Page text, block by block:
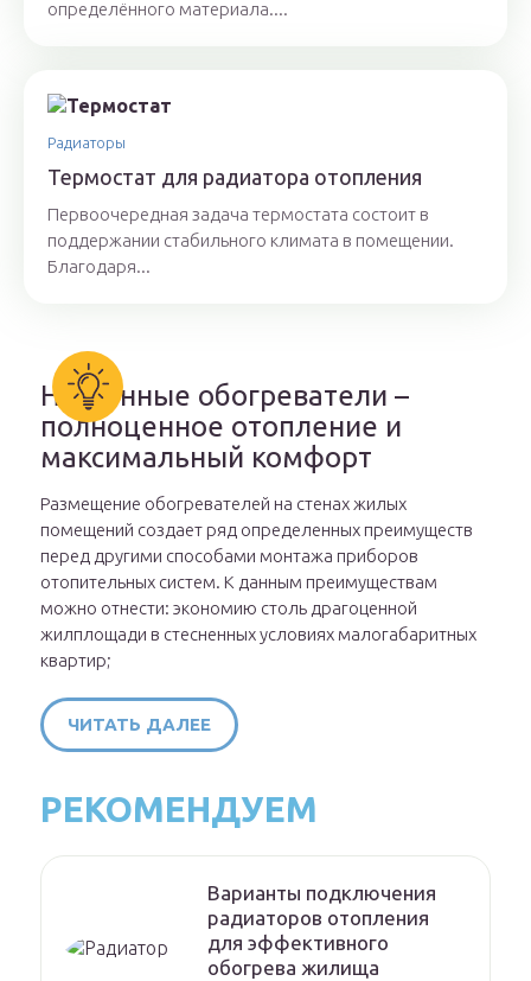
определённого материала....
Радиаторы
Термостат для радиатора отопления
Первоочередная задача термостата состоит в
поддержании стабильного климата в помещении.
Благодаря...
Настенные обогреватели –
полноценное отопление и
максимальный комфорт
Размещение обогревателей на стенах жилых
помещений создает ряд определенных преимуществ
перед другими способами монтажа приборов
отопительных систем. К данным преимуществам
можно отнести: экономию столь драгоценной
жилплощади в стесненных условиях малогабаритных
квартир;
ЧИТАТЬ ДАЛЕЕ
РЕКОМЕНДУЕМ
Варианты подключения
радиаторов отопления
для эффективного
обогрева жилища